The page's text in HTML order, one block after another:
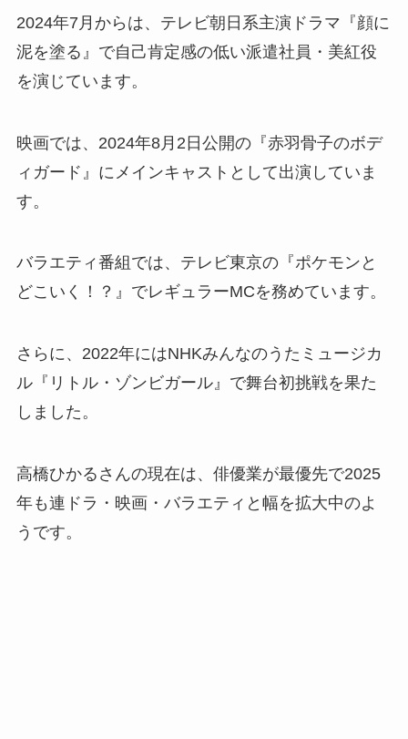
2024年7月からは、テレビ朝日系主演ドラマ『顔に
泥を塗る』で自己肯定感の低い派遣社員・美紅役
を演じています。
映画では、2024年8月2日公開の『赤羽骨子のボデ
ィガード』にメインキャストとして出演していま
す。
バラエティ番組では、テレビ東京の『ポケモンと
どこいく！？』でレギュラーMCを務めています。
さらに、2022年にはNHKみんなのうたミュージカ
ル『リトル・ゾンビガール』で舞台初挑戦を果た
しました。
高橋ひかるさんの現在は、俳優業が最優先で2025
年も連ドラ・映画・バラエティと幅を拡大中のよ
うです。